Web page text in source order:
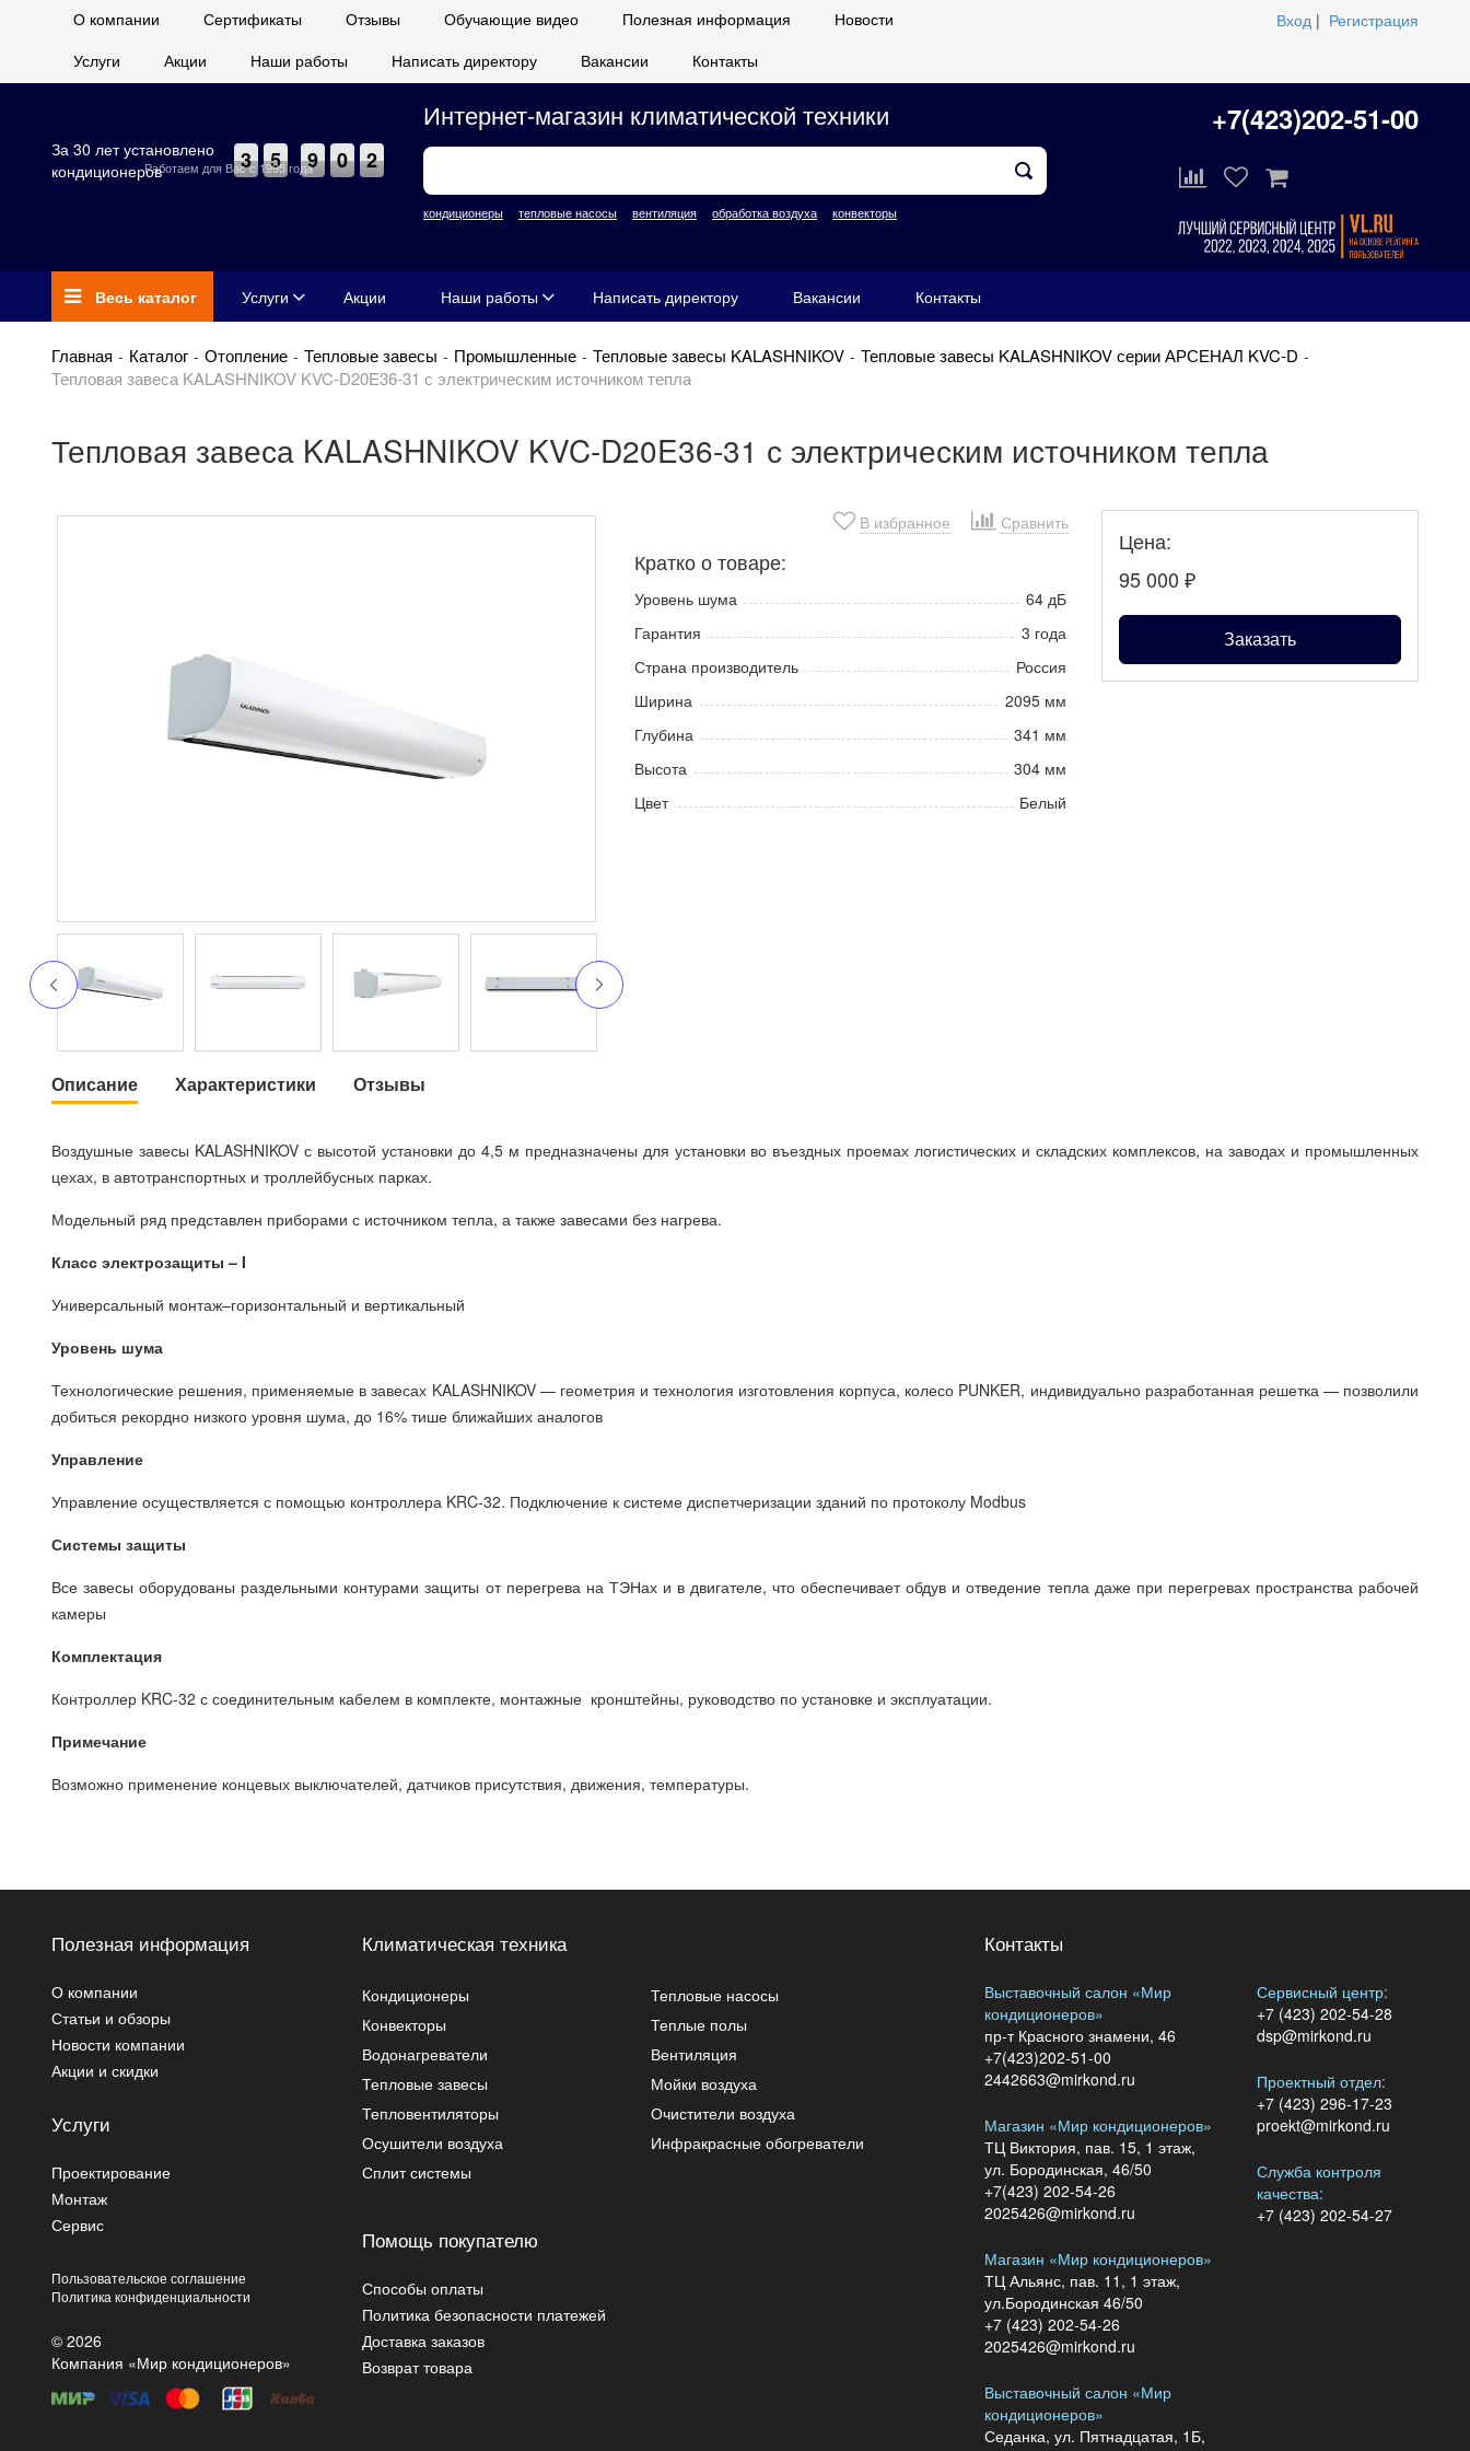
О компании Сертификаты Отзывы Обучающие видео Полезная информация
Новости
Услуги
Акции Наши работы Написать директору Вакансии Контакты
Вход | Регистрация
Работаем для Вас с 1995 года
За 30 лет установлено
кондиционеров
3 5 9 0 2
Интернет-магазин климатической техники
кондиционеры тепловые насосы вентиляция обработка воздуха конвекторы
+7(423)202-51-00
Весь каталог Услуги Акции Наши работы Написать директору Вакансии Контакты
Главная Каталог Отопление Тепловые завесы Промышленные Тепловые завесы KALASHNIKOV
Тепловые завесы KALASHNIKOV серии АРСЕНАЛ KVC-D
Тепловая завеса KALASHNIKOV KVC-D20E36-31 с электрическим источником тепла
Тепловая завеса KALASHNIKOV KVC-D20E36-31 с электрическим источником тепла
В избранное Сравнить
Кратко о товаре:
Уровень шума
64 дБ
Гарантия
3 года
Страна производитель
Россия
Ширина
2095 мм
Глубина
341 мм
Высота
304 мм
Цвет
Белый
Цена:
95 000 ₽
Заказать
Описание Характеристики Отзывы
Воздушные завесы KALASHNIKOV с высотой установки до 4,5 м предназначены для установки во въездных проемах логистических и складских комплексов, на заводах и промышленных
цехах, в автотранспортных и троллейбусных парках.
Модельный ряд представлен приборами с источником тепла, а также завесами без нагрева.
Класс электрозащиты – I
Универсальный монтаж–горизонтальный и вертикальный
Уровень шума
Технологические решения, применяемые в завесах KALASHNIKOV — геометрия и технология изготовления корпуса, колесо PUNKER, индивидуально разработанная решетка — позволили
добиться рекордно низкого уровня шума, до 16% тише ближайших аналогов
Управление
Управление осуществляется с помощью контроллера KRC-32. Подключение к системе диспетчеризации зданий по протоколу Modbus
Системы защиты
Все завесы оборудованы раздельными контурами защиты от перегрева на ТЭНах и в двигателе, что обеспечивает обдув и отведение тепла даже при перегревах пространства рабочей
камеры
Комплектация
Контроллер KRC-32 с соединительным кабелем в комплекте, монтажные кронштейны, руководство по установке и эксплуатации.
Примечание
Возможно применение концевых выключателей, датчиков присутствия, движения, температуры.
Полезная информация
О компании
Статьи и обзоры
Новости компании
Акции и скидки
Услуги
Проектирование
Монтаж
Сервис
Климатическая техника
Кондиционеры
Тепловые насосы
Конвекторы
Теплые полы
Водонагреватели
Вентиляция
Тепловые завесы
Мойки воздуха
Тепловентиляторы
Очистители воздуха
Осушители воздуха
Инфракрасные обогреватели
Сплит системы
Пользовательское соглашение
Политика конфиденциальности
© 2026
Компания «Мир кондиционеров»
Помощь покупателю
Способы оплаты
Политика безопасности платежей
Доставка заказов
Возврат товара
Контакты
Выставочный салон «Мир
кондиционеров»
пр-т Красного знамени, 46
+7(423)202-51-00
2442663@mirkond.ru
Магазин «Мир кондиционеров»
ТЦ Виктория, пав. 15, 1 этаж,
ул. Бородинская, 46/50
+7(423) 202-54-26
2025426@mirkond.ru
Магазин «Мир кондиционеров»
ТЦ Альянс, пав. 11, 1 этаж,
ул.Бородинская 46/50
+7 (423) 202-54-26
2025426@mirkond.ru
Выставочный салон «Мир
кондиционеров»
Седанка, ул. Пятнадцатая, 1Б,
Сервисный центр:
+7 (423) 202-54-28
dsp@mirkond.ru
Проектный отдел:
+7 (423) 296-17-23
proekt@mirkond.ru
Служба контроля
качества:
+7 (423) 202-54-27